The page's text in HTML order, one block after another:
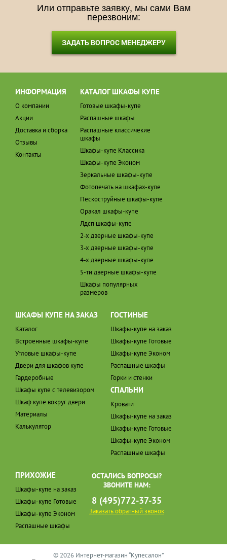
Или отправьте заявку, мы сами Вам
перезвоним:
ЗАДАТЬ ВОПРОС МЕНЕДЖЕРУ
ИНФОРМАЦИЯ
О компании
Акции
Доставка и сборка
Отзывы
Контакты
КАТАЛОГ ШКАФЫ КУПЕ
Готовые шкафы-купе
Распашные шкафы
Распашные классичекие
шкафы
Шкафы-купе Классика
Шкафы-купе Эконом
Зеркальные шкафы-купе
Фотопечать на шкафах-купе
Пескоструйные шкафы-купе
Оракал шкафы-купе
Лдсп шкафы-купе
2-х дверные шкафы-купе
3-х дверные шкафы-купе
4-х дверные шкафы-купе
5-ти дверные шкафы-купе
Шкафы популярных
размеров
ШКАФЫ КУПЕ НА ЗАКАЗ
Каталог
Встроенные шкафы-купе
Угловые шкафы-купе
Двери для шкафов купе
Гардеробные
Шкафы купе с телевизором
Шкаф купе вокруг двери
Материалы
Калькулятор
ГОСТИНЫЕ
Шкафы-купе на заказ
Шкафы-купе Готовые
Шкафы-купе Эконом
Распашные шкафы
Горки и стенки
СПАЛЬНИ
Кровати
Шкафы-купе на заказ
Шкафы-купе Готовые
Шкафы-купе Эконом
Распашные шкафы
ПРИХОЖИЕ
Шкафы-купе на заказ
Шкафы-купе Готовые
Шкафы-купе Эконом
Распашные шкафы
ОСТАЛИСЬ ВОПРОСЫ?
ЗВОНИТЕ НАМ:
8 (495)772-37-35
Заказать обратный звонок
© 2026 Интернет-магазин “Купесалон”